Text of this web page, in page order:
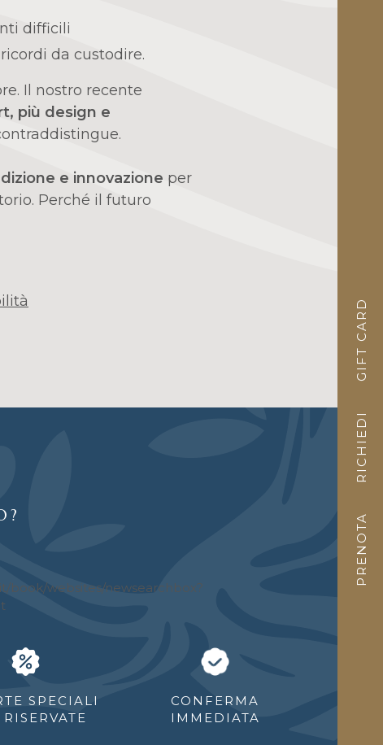
PRENOTA
RICHIEDI
GIFT CARD
difficili
da custodire.
Il nostro recente
più design e
e innovazione per
Perché il futuro
SPECIALI
CONFERMA
IMMEDIATA